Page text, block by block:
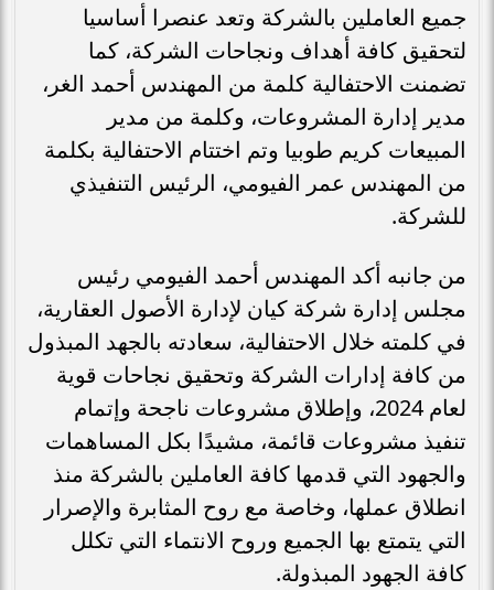
جميع العاملين بالشركة وتعد عنصرا أساسيا
لتحقيق كافة أهداف ونجاحات الشركة، كما
تضمنت الاحتفالية كلمة من المهندس أحمد الغر،
مدير إدارة المشروعات، وكلمة من مدير
المبيعات كريم طوبيا وتم اختتام الاحتفالية بكلمة
من المهندس عمر الفيومي، الرئيس التنفيذي
للشركة.
من جانبه أكد المهندس أحمد الفيومي رئيس
مجلس إدارة شركة كيان لإدارة الأصول العقارية،
في كلمته خلال الاحتفالية، سعادته بالجهد المبذول
من كافة إدارات الشركة وتحقيق نجاحات قوية
لعام 2024، وإطلاق مشروعات ناجحة وإتمام
تنفيذ مشروعات قائمة، مشيدًا بكل المساهمات
والجهود التي قدمها كافة العاملين بالشركة منذ
انطلاق عملها، وخاصة مع روح المثابرة والإصرار
التي يتمتع بها الجميع وروح الانتماء التي تكلل
كافة الجهود المبذولة.